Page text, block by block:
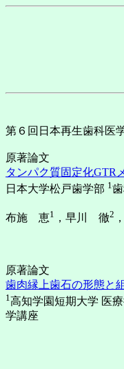
第６回日本再生歯科医
原著論文
タンパク質固定化GTR
日本大学松戸歯学部 1
布施 恵1 ，早川 徹2
原著論文
歯肉縁上歯石の形態と
1 高知学園短期大学 医
学講座